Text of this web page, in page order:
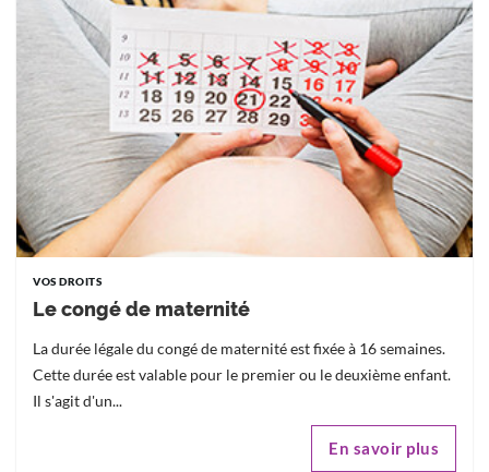
VOS DROITS
Le congé de maternité
La durée légale du congé de maternité est fixée à 16 semaines.
Cette durée est valable pour le premier ou le deuxième enfant.
Il s'agit d'un...
En savoir plus